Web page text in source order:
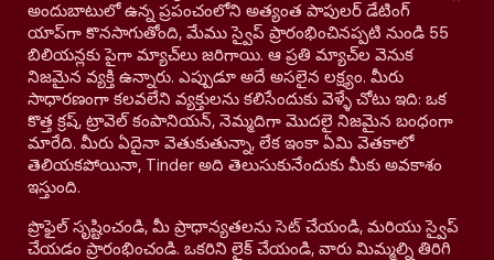
అందుబాటులో ఉన్న ప్రపంచంలోని అత్యంత పాపులర్ డేటింగ్
యాప్‌గా కొనసాగుతోంది, మేము స్వైప్ ప్రారంభించినప్పటి నుండి 55
బిలియన్లకు పైగా మ్యాచ్‌లు జరిగాయి. ఆ ప్రతి మ్యాచ్‌ల వెనుక
నిజమైన వ్యక్తి ఉన్నారు. ఎప్పుడూ అదే అసలైన లక్ష్యం. మీరు
సాధారణంగా కలవలేని వ్యక్తులను కలిసేందుకు వెళ్ళే చోటు ఇది: ఒక
కొత్త క్రష్, ట్రావెల్ కంపానియన్, నెమ్మదిగా మొదలై నిజమైన బంధంగా
మారేది. మీరు ఏదైనా వెతుకుతున్నా, లేక ఇంకా ఏమి వెతకాలో
తెలియకపోయినా, Tinder అది తెలుసుకునేందుకు మీకు అవకాశం
ఇస్తుంది.
ప్రొఫైల్ సృష్టించండి, మీ ప్రాధాన్యతలను సెట్ చేయండి, మరియు స్వైప్
చేయడం ప్రారంభించండి. ఒకరిని లైక్ చేయండి, వారు మిమ్మల్ని తిరిగి